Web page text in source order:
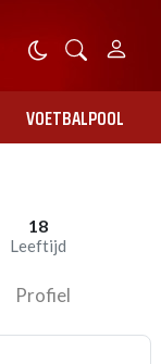
VOETBALPOOL
18
Leeftijd
Profiel